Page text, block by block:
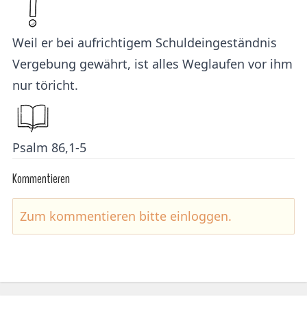
Weil er bei aufrichtigem Schuldeingeständnis
Vergebung gewährt, ist alles Weglaufen vor ihm
nur töricht.
Psalm 86,1-5
Kommentieren
Zum kommentieren bitte einloggen.